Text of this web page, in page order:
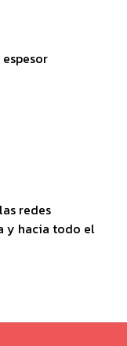
redes
y hacia todo el